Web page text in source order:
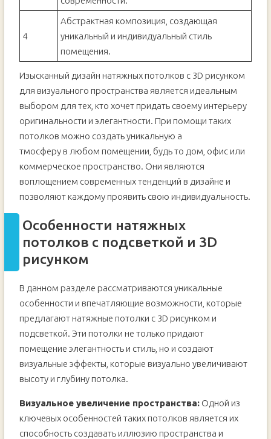
4
Абстрактная композиция, создающая
уникальный и индивидуальный стиль
помещения.
Изысканный дизайн натяжных потолков с 3D рисунком
для визуального пространства является идеальным
выбором для тех, кто хочет придать своему интерьеру
оригинальности и элегантности. При помощи таких
потолков можно создать уникальную а
тмосферу в любом помещении, будь то дом, офис или
коммерческое пространство. Они являются
воплощением современных тенденций в дизайне и
позволяют каждому проявить свою индивидуальность.
Особенности натяжных
потолков с подсветкой и 3D
рисунком
В данном разделе рассматриваются уникальные
особенности и впечатляющие возможности, которые
предлагают натяжные потолки с 3D рисунком и
подсветкой. Эти потолки не только придают
помещение элегантность и стиль, но и создают
визуальные эффекты, которые визуально увеличивают
высоту и глубину потолка.
Визуальное увеличение пространства:Одной из
ключевых особенностей таких потолков является их
способность создавать иллюзию пространства и